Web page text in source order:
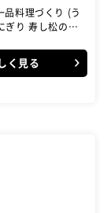
松のこ
容】 お寿司屋さ
に触るのは8
く見る